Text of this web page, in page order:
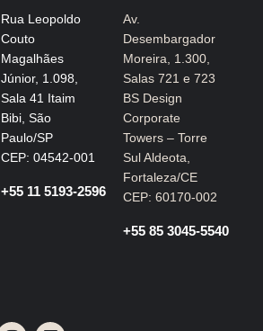
Rua Leopoldo
Couto
Magalhães
Júnior, 1.098,
Sala 41 Itaim
Bibi, São
Paulo/SP
CEP: 04542-001
+55 11 5193-2596
Av.
Desembargador
Moreira, 1.300,
Salas 721 e 723
BS Design
Corporate
Towers – Torre
Sul Aldeota,
Fortaleza/CE
CEP: 60170-002
+55 85 3045-5540